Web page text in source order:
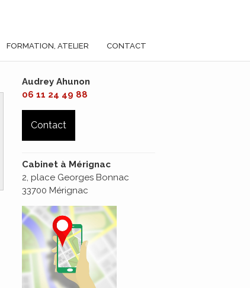
FORMATION, ATELIER CONTACT
Audrey Ahunon
06 11 24 49 88
Contact
Cabinet à Mérignac
2, place Georges Bonnac
33700 Mérignac